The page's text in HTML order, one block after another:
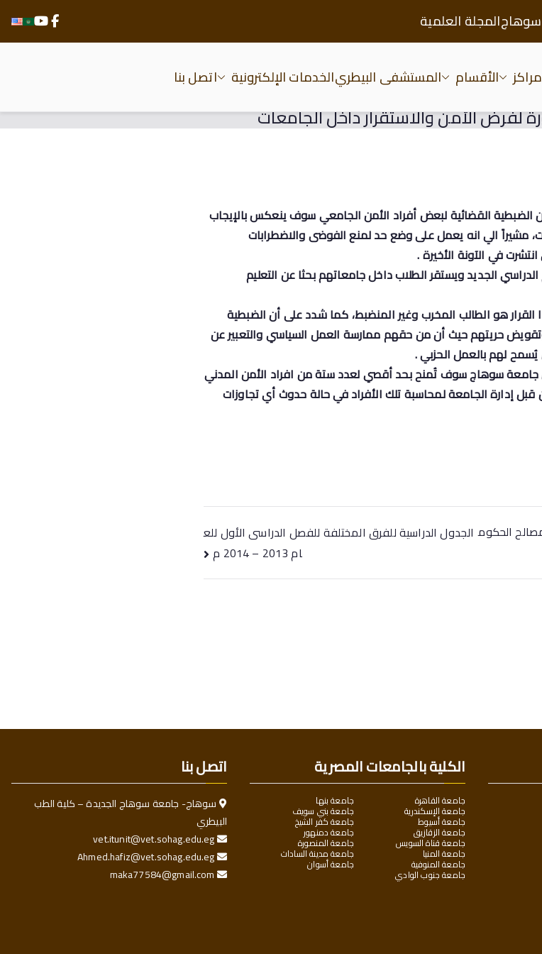
المجلة العلمية
الأقسام المستشفى البيطريالخدمات الإلكترونية اتصل بنا
لفرض الأمن والاستقرار داخل الجامعات
الضبطية القضائية لبعض أفراد الأمن الجامعي سوف ينعكس بالإيجاب
مشيراً الي انه يعمل على وضع حد لمنع الفوضى والاضطرابات
في الآونة الأخيرة .
الجديد ويستقر الطلاب داخل جامعاتهم بحثا عن التعليم
القرار هو الطالب المخرب وغير المنضبط، كما شدد على أن الضبطية
حريتهم حيث أن من حقهم ممارسة العمل السياسي والتعبير عن
لهم بالعمل الحزبي .
جامعة سوهاج سوف تُمنح بحد أقصي لعدد ستة من افراد الأمن المدني
إدارة الجامعة لمحاسبة تلك الأفراد في حالة حدوث أي تجاوزات
الحكوم الجدول الدراسية للفرق المختلفة للفصل الدراسى الأول للع
ام 2013 – 2014 م
الكلية بالجامعات المصرية
جامعة القاهرة
جامعة الإسكندرية
جامعة أسيوط
جامعة الزقازيق
جامعة قناة السويس
جامعة المنيا
جامعة المنوفية
جامعة جنوب الوادي
جامعة بنها
جامعة بني سويف
جامعة كفر الشيخ
جامعة دمنهور
جامعة المنصورة
جامعة مدينة السادات
جامعة أسوان
اتصل بنا
سوهاج- جامعة سوهاج الجديدة – كلية الطب
البيطري